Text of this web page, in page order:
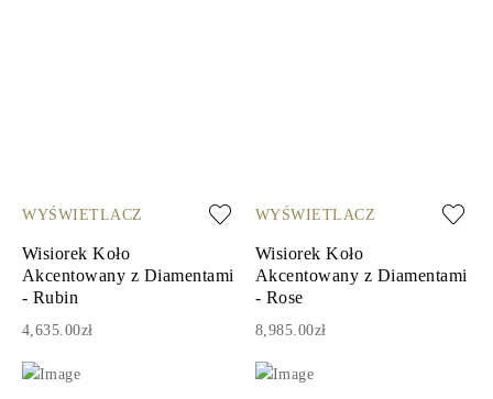
WYŚWIETLACZ
Wisiorek Koło
Akcentowany z Diamentami
- Rubin
4,635.00zł
WYŚWIETLACZ
Wisiorek Koło
Akcentowany z Diamentami
- Rose
8,985.00zł